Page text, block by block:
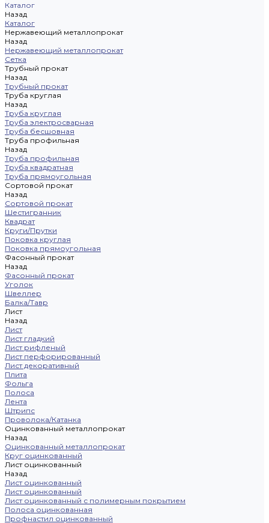
Каталог
Назад
Каталог
Нержавеющий металлопрокат
Назад
Нержавеющий металлопрокат
Сетка
Трубный прокат
Назад
Трубный прокат
Труба круглая
Назад
Труба круглая
Труба электросварная
Труба бесшовная
Труба профильная
Назад
Труба профильная
Труба квадратная
Труба прямоугольная
Сортовой прокат
Назад
Сортовой прокат
Шестигранник
Квадрат
Круги/Прутки
Поковка круглая
Поковка прямоугольная
Фасонный прокат
Назад
Фасонный прокат
Уголок
Швеллер
Балка/Тавр
Лист
Назад
Лист
Лист гладкий
Лист рифленый
Лист перфорированный
Лист декоративный
Плита
Фольга
Полоса
Лента
Штрипс
Проволока/Катанка
Оцинкованный металлопрокат
Назад
Оцинкованный металлопрокат
Круг оцинкованный
Лист оцинкованный
Назад
Лист оцинкованный
Лист оцинкованный
Лист оцинкованный с полимерным покрытием
Полоса оцинкованная
Профнастил оцинкованный